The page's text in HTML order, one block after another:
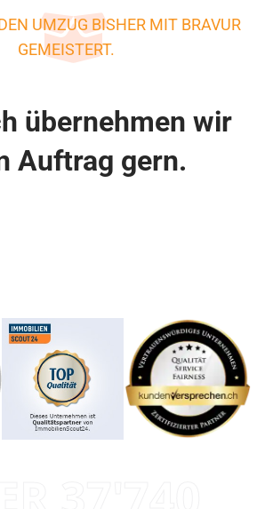
UMZUG BISHER MIT BRAVUR
GEMEISTERT.
übernehmen wir
Auftrag gern.